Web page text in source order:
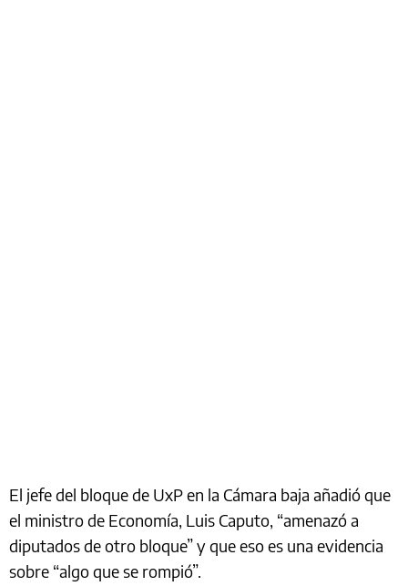
El jefe del bloque de UxP en la Cámara baja añadió que
el ministro de Economía, Luis Caputo, “amenazó a
diputados de otro bloque” y que eso es una evidencia
sobre “algo que se rompió”.